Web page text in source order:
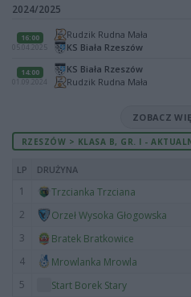
2024/2025
16:00
05.04.2025
Rudzik Rudna Mała
KS Biała Rzeszów
14:00
01.09.2024
KS Biała Rzeszów
Rudzik Rudna Mała
ZOBACZ
RZESZÓW > KLASA B, GR. I -
LP DRUŻYNA
1 Trzcianka Trzciana
2
Orzeł Wysoka Głogowska
3
Bratek Bratkowice
4
Mrowlanka Mrowla
5
Start Borek Stary